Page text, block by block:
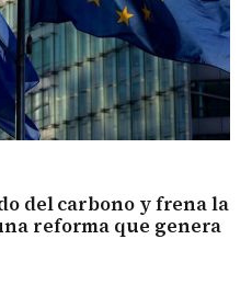
del carbono y frena la
reforma que genera